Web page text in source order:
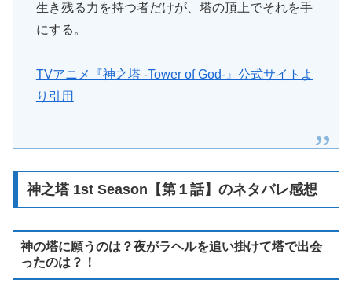
生き残る力を持つ者だけが、塔の頂上でそれを手
にする。
TVアニメ『神之塔 -Tower of God-』公式サイトよ
り引用
神之塔 1st Season【第１話】のネタバレ感想
神の塔に願うのは？夜がラヘルを追い掛けて塔で出会
ったのは？！